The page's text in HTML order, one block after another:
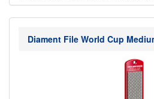
Diament File World Cup